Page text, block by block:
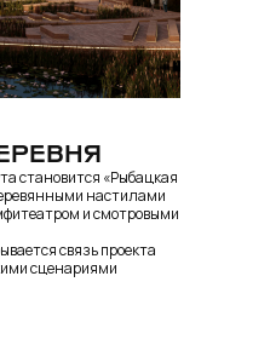
становится «Рыбацкая
настилами
и смотровыми
связь проекта
сценариями